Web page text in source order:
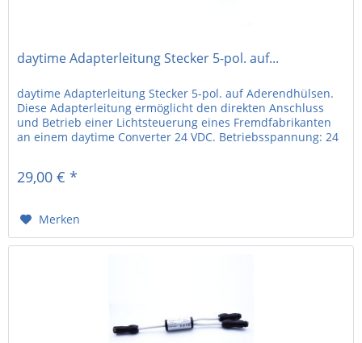
daytime Adapterleitung Stecker 5-pol. auf...
daytime Adapterleitung Stecker 5-pol. auf Aderendhülsen.
Diese Adapterleitung ermöglicht den direkten Anschluss
und Betrieb einer Lichtsteuerung eines Fremdfabrikanten
an einem daytime Converter 24 VDC. Betriebsspannung: 24
29,00 € *
Merken